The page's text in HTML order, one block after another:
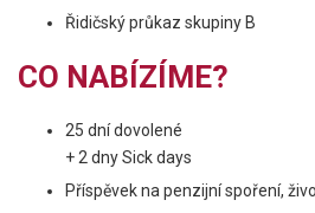
Řidičský průkaz skupiny B
CO NABÍZÍME?
25 dní dovolené
+ 2 dny Sick days
Příspěvek na penzijní spoření,